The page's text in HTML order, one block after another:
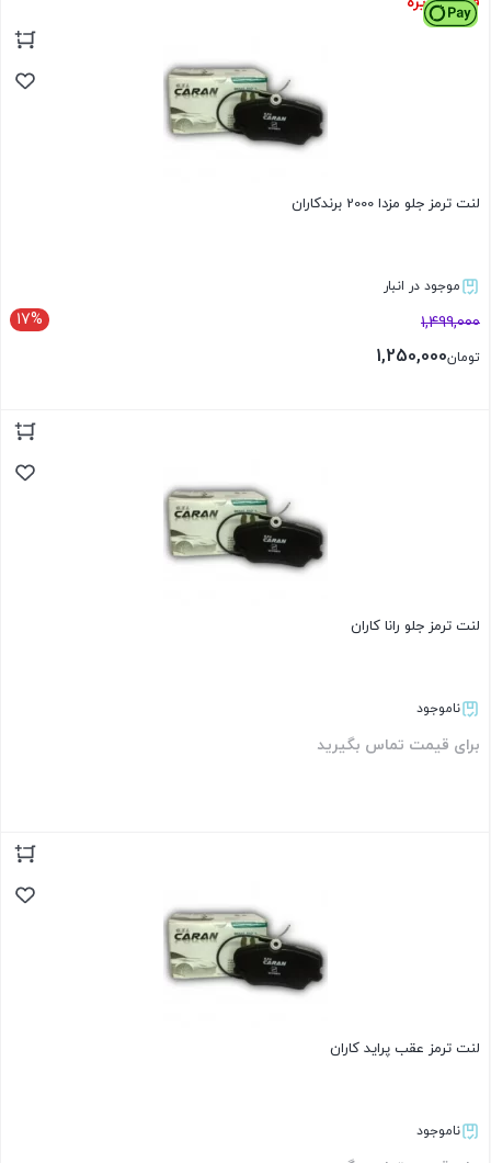
بستن
لنت ترمز جلو مزدا 2000 برندکاران
موجود در انبار
17% 1,499,000
تومان1,250,000
لنت ترمز جلو رانا کاران
ناموجود
برای قیمت تماس بگیرید
لنت ترمز عقب پراید کاران
ناموجود